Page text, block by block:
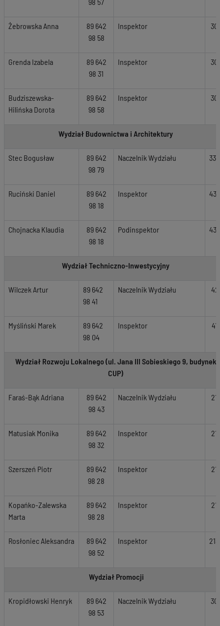
Żebrowska Anna
89 642
98 58
Inspektor
Grenda Izabela
89 642
98 31
Inspektor
Budziszewska-
Hilińska Dorota
89 642
98 58
Inspektor
Wydział Budownictwa i Architektury
Stec Bogusław
89 642
98 79
Naczelnik Wydziału 334
Ruciński Daniel
89 642
98 18
Inspektor 436
Chojnacka Klaudia
89 642
98 18
Podinspektor 436
Wydział Techniczno-Inwestycyjny
Wilczek Artur
89 642
98 41
Naczelnik Wydziału
Myśliński Marek
89 642
98 04
Inspektor
Wydział Rozwoju Lokalnego (ul. Jana III Sobieskiego 9, budynek
CUP)
Faraś-Bąk Adriana
89 642
98 43
Naczelnik Wydziału
Matusiak Monika
89 642
98 32
Inspektor
Szerszeń Piotr
89 642
98 28
Inspektor
Kopańko-Zalewska
Marta
89 642
98 28
Inspektor
Rosłoniec Aleksandra
89 642
98 52
Inspektor
Wydział Promocji
Kropidłowski Henryk
89 642
98 53
Naczelnik Wydziału